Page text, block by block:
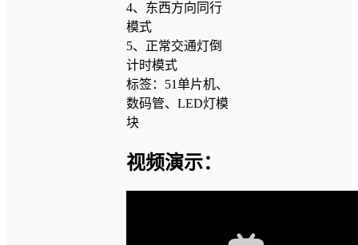
4、东西方向同行
模式
5、正常交通灯倒
计时模式
标签：51单片机、
数码管、LED灯模
块
视频演示：